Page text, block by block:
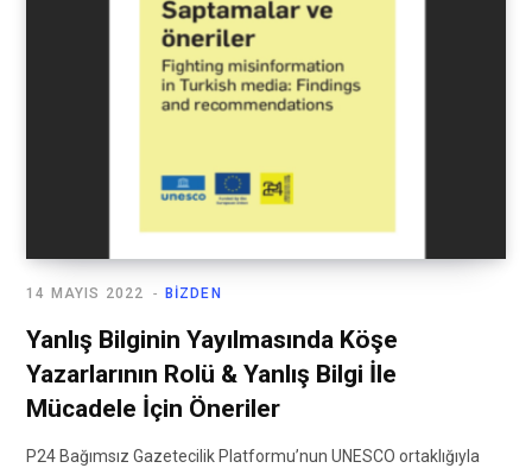
BIZDEN
14 MAYIS 2022
Yanlış Bilginin Yayılmasında Köşe
Yazarlarının Rolü & Yanlış Bilgi İle
Mücadele İçin Öneriler
P24 Bağımsız Gazetecilik Platformu’nun UNESCO ortaklığıyla